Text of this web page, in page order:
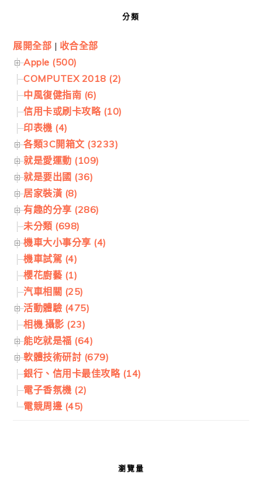
分類
展開全部 | 收合全部
Apple (500)
COMPUTEX 2018 (2)
中風復健指南 (6)
信用卡或刷卡攻略 (10)
印表機 (4)
各類3C開箱文 (3233)
就是愛運動 (109)
就是要出國 (36)
居家裝潢 (8)
有趣的分享 (286)
未分類 (698)
機車大小事分享 (4)
機車試駕 (4)
櫻花廚藝 (1)
汽車相關 (25)
活動體驗 (475)
相機.攝影 (23)
能吃就是福 (64)
軟體技術研討 (679)
銀行、信用卡最佳攻略 (14)
電子香氛機 (2)
電競周邊 (45)
瀏覽量